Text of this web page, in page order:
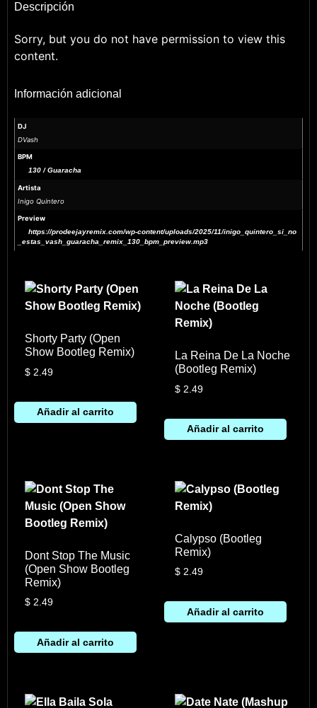
Descripción
Sorry, but you do not have permission to view this
content.
Información adicional
DJ
DVash
BPM
130 / Guaracha
Artista
Inigo Quintero
Preview
https://prodeejayremix.com/wp-content/uploads/2025/11/inigo_quintero_si_no
_estas_vash_guaracha_remix_130_bpm_preview.mp3
Shorty Party (Open
Show Bootleg Remix)
$2.49
Añadir al carrito
La Reina De La Noche
(Bootleg Remix)
$ 2.49
Añadir al carrito
Dont Stop The Music
(Open Show Bootleg
Remix)
$2.49
Añadir al carrito
Calypso (Bootleg
Remix)
$ 2.49
Añadir al carrito